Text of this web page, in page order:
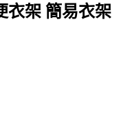
衣架 簡易衣架